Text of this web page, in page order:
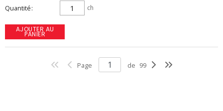
Quantité ch
AJOUTER AU
PANIER
Page de 99